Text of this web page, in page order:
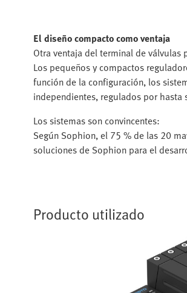
El diseño compacto como ventaja
Otra ventaja delterminal de válvulas
Los pequeños y compactos
función de la configuración, los
independientes, regulados por hasta
Los sistemas son convincentes:
Según Sophion, el 75 % de las 20
soluciones de Sophion para el
Producto utilizado